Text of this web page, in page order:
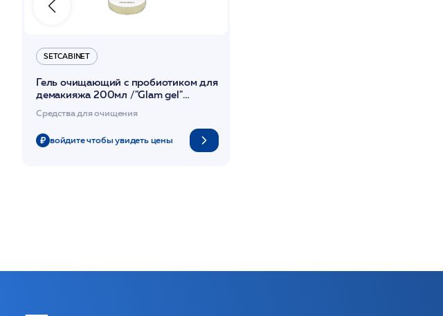
SETCABINET
Гель очищающий с пробиотиком для
демакияжа 200мл /"Glam gel"
Средства для очищения
войдите чтобы увидеть цены